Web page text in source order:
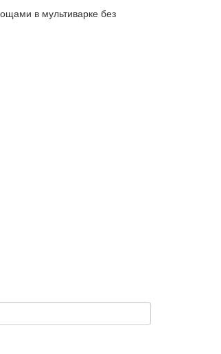
в мультиварке без